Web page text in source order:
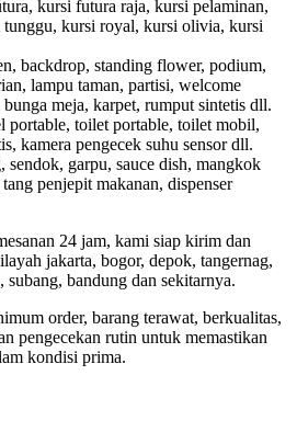
kursi futura raja, kursi pelaminan,
kursi royal, kursi olivia, kursi
backdrop, standing flower, podium,
lampu taman, partisi, welcome
meja, karpet, rumput sintetis dll.
portable, toilet portable, toilet mobil,
kamera pengecek suhu sensor dll.
garpu, sauce dish, mangkok
penjepit makanan, dispenser
24 jam, kami siap kirim dan
jakarta, bogor, depok, tangernag,
subang, bandung dan sekitarnya.
order, barang terawat, berkualitas,
pengecekan rutin untuk memastikan
kondisi prima.